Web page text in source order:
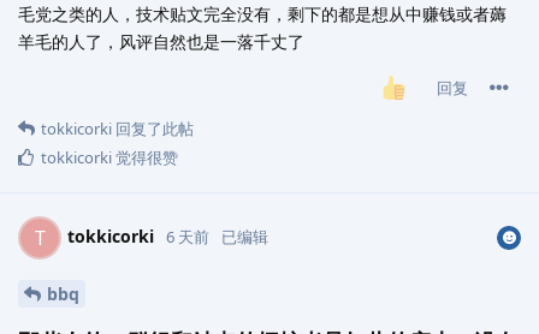
毛党之类的人，技术贴文完全没有，剩下的都是想从中赚钱或者薅
羊毛的人了，风评自然也是一落千丈了
回复
tokkicorki 回复了此帖
tokkicorki觉得很赞
T tokkicorki 6 天前 已编辑
bbq